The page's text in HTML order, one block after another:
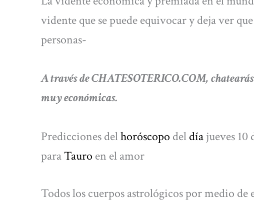
vidente que se puede equivocar y deja ver
personas-
A través de CHATESOTERICO.COM,
muy económicas.
Predicciones delhoróscopo deldíajueves
paraTauro en el amor
Todos los cuerpos astrológicos por medio de